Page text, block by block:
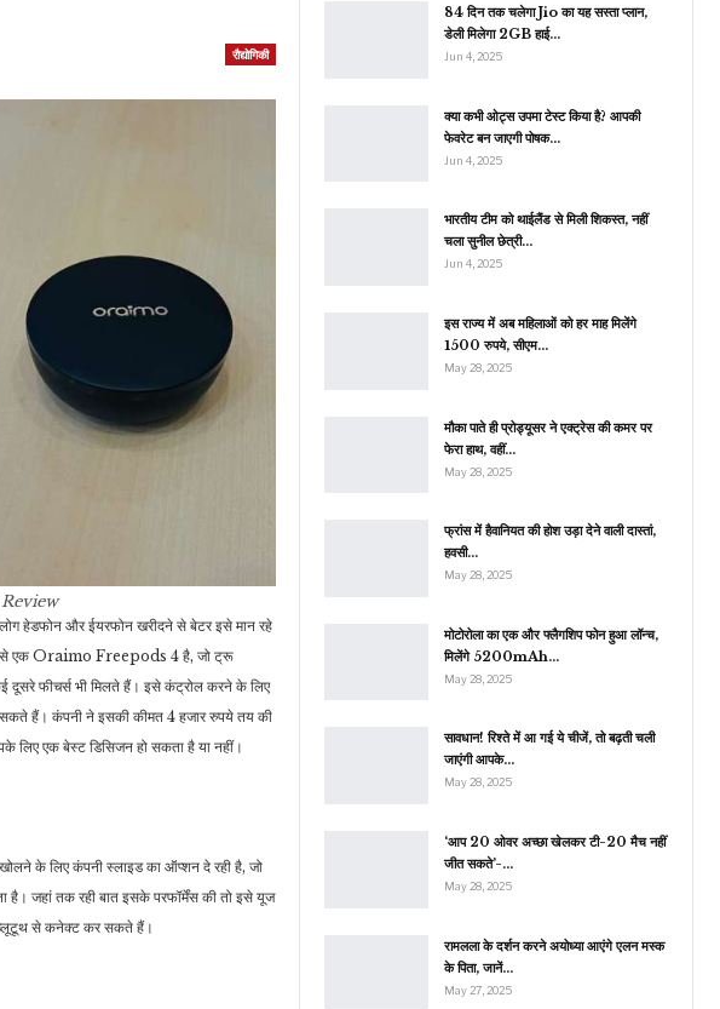
रौद्योगिकी
हेडफोन और ईयरफोन खरीदने से बेटर इसे मान रहे
में से एक Oraimo Freepods 4 है, जो ट्रू
दूसरे फीचर्स भी मिलते हैं। इसे कंट्रोल करने के लिए
हैं। कंपनी ने इसकी कीमत 4 हजार रुपये तय की
एक बेस्ट डिसिजन हो सकता है या नहीं।
के लिए कंपनी स्लाइड का ऑप्शन दे रही है, जो
जहां तक रही बात इसके परफॉर्मेंस की तो इसे यूज
ब्लूटूथ से कनेक्ट कर सकते हैं।
84 दिन तक चलेगा Jio का यह सस्ता प्लान,
डेली मिलेगा 2GB हाई…
Jun 4, 2025
क्या कभी ओट्स उपमा टेस्ट किया है? आपकी
फेवरेट बन जाएगी पोषक…
Jun 4, 2025
भारतीय टीम को थाईलैंड से मिली शिकस्त, नहीं
चला सुनील छेत्री…
Jun 4, 2025
इस राज्य में अब महिलाओं को हर माह मिलेंगे
1500 रुपये, सीएम…
May 28, 2025
मौका पाते ही प्रोड्यूसर ने एक्ट्रेस की कमर पर
फेरा हाथ, वहीं…
May 28, 2025
फ्रांस में हैवानियत की होश उड़ा देने वाली दास्तां,
हवसी…
May 28, 2025
मोटोरोला का एक और फ्लैगशिप फोन हुआ लॉन्च,
मिलेंगे 5200mAh…
May 28, 2025
सावधान! रिश्ते में आ गई ये चीजें, तो बढ़ती चली
जाएंगी आपके…
May 28, 2025
‘आप 20 ओवर अच्छा खेलकर टी-20 मैच नहीं
जीत सकते’-…
May 28, 2025
रामलला के दर्शन करने अयोध्या आएंगे एलन मस्क
के पिता, जानें…
May 27, 2025